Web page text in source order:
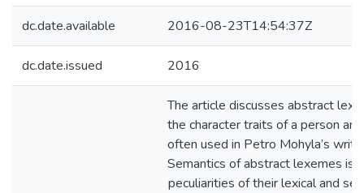
dc.date.available 2016-08-23T14:54:37Z
dc.date.issued 2016
The article discusses abstract
the character traits of a person
often used in Petro Mohyla’s
Semantics of abstract lexemes is
рeculiarities of their lexical and